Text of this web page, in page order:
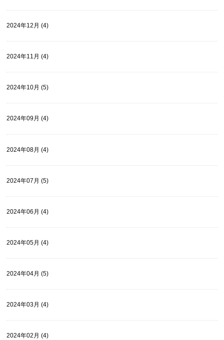
2024年12月 (4)
2024年11月 (4)
2024年10月 (5)
2024年09月 (4)
2024年08月 (4)
2024年07月 (5)
2024年06月 (4)
2024年05月 (4)
2024年04月 (5)
2024年03月 (4)
2024年02月 (4)